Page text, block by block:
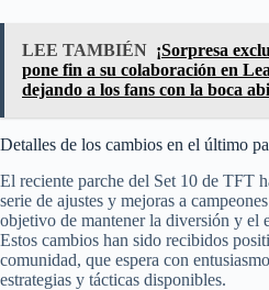
LEE TAMBIÉN ¡Sorpresa
pone fin a su colaboración en
dejando a los fans con la boca
Detalles de los cambios en el último
El reciente parche del Set 10 de TFT
serie de ajustes y mejoras a
objetivo de mantener la diversión y el
Estos cambios han sido recibidos
comunidad, que espera con
estrategias y tácticas disponibles.